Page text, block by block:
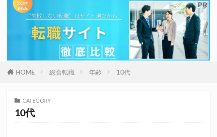
HOME 総合転職 年齢 10代
CATEGORY
10代